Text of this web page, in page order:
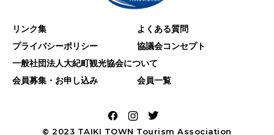
リンク集
よくある質問
プライバシーポリシー
協議会コンセプト
一般社団法人大紀町観光協会について
会員募集・お申し込み
会員一覧
© 2023 TAIKI TOWN Tourism Association